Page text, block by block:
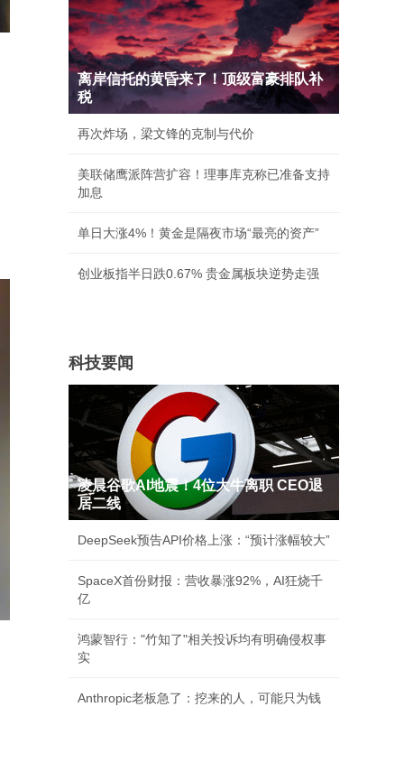
离岸信托的黄昏来了！顶级富豪排队补
税
再次炸场，梁文锋的克制与代价
美联储鹰派阵营扩容！理事库克称已准备支持
加息
单日大涨4%！黄金是隔夜市场“最亮的资产”
创业板指半日跌0.67% 贵金属板块逆势走强
科技要闻
凌晨谷歌AI地震！4位大牛离职 CEO退
居二线
DeepSeek预告API价格上涨：“预计涨幅较大”
SpaceX首份财报：营收暴涨92%，AI狂烧千
亿
鸿蒙智行："竹知了"相关投诉均有明确侵权事
实
Anthropic老板急了：挖来的人，可能只为钱